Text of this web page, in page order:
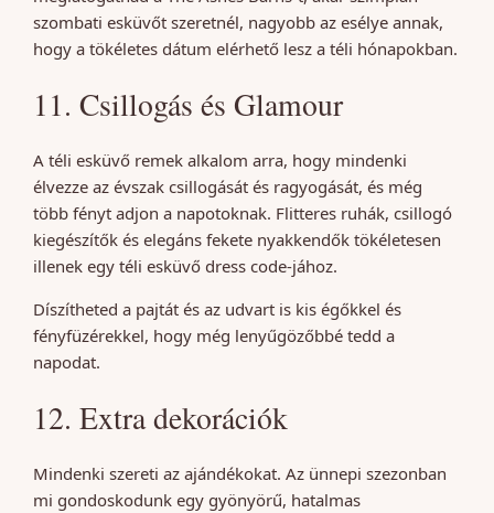
szombati esküvőt szeretnél, nagyobb az esélye annak,
hogy a tökéletes dátum elérhető lesz a téli hónapokban.
11. Csillogás és Glamour
A téli esküvő remek alkalom arra, hogy mindenki
élvezze az évszak csillogását és ragyogását, és még
több fényt adjon a napotoknak. Flitteres ruhák, csillogó
kiegészítők és elegáns fekete nyakkendők tökéletesen
illenek egy téli esküvő dress code-jához.
Díszítheted a pajtát és az udvart is kis égőkkel és
fényfüzérekkel, hogy még lenyűgözőbbé tedd a
napodat.
12. Extra dekorációk
Mindenki szereti az ajándékokat. Az ünnepi szezonban
mi gondoskodunk egy gyönyörű, hatalmas